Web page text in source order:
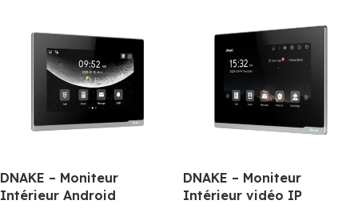
DNAKE – Moniteur
Intérieur Android
DNAKE – Moniteur
Intérieur vidéo IP